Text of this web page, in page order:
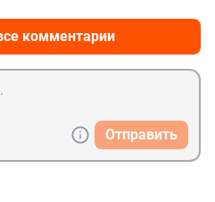
комментарии
Отправить